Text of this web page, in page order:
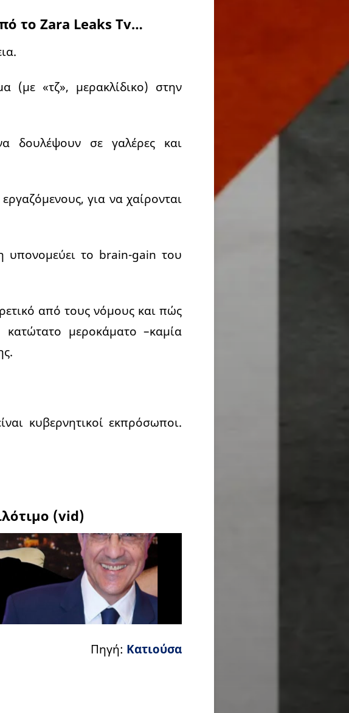
το Zara Leaks Tv…
(με «τζ», μερακλίδικο) στην
δουλέψουν σε γαλέρες και
για να χαίρονται
υπονομεύει το brain-gain του
από τους νόμους και πώς
κατώτατο μεροκάματο –καμία
κυβερνητικοί εκπρόσωποι.
(vid)
Πηγή: Κατιούσα